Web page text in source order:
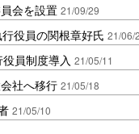
会を設置 21/09/29
役員の関根章好氏 21/06/
員制度導入 21/05/11
社へ移行 21/05/18
21/05/10